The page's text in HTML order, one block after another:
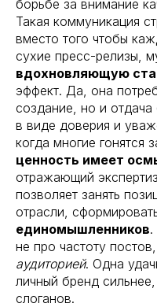
борьбе за внимание
Такая коммуникация
вместо того чтобы
сухие пресс-релизы,
вдохновляющую
эффект. Да, она
создание, но и
в виде доверия и
когда многие гонятся
ценность имеет
отражающий
позволяет занять
отрасли,
единомышленников.
не про частоту
аудиторией. Одна
личный бренд
слоганов.